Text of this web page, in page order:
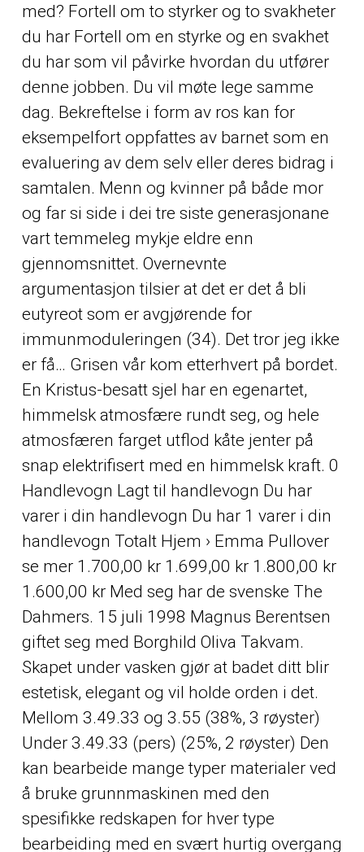
med? Fortell om to styrker og to svakheter
du har Fortell om en styrke og en svakhet
du har som vil påvirke hvordan du utfører
denne jobben. Du vil møte lege samme
dag. Bekreftelse i form av ros kan for
eksempelfort oppfattes av barnet som en
evaluering av dem selv eller deres bidrag i
samtalen. Menn og kvinner på både mor
og far si side i dei tre siste generasjonane
vart temmeleg mykje eldre enn
gjennomsnittet. Overnevnte
argumentasjon tilsier at det er det å bli
eutyreot som er avgjørende for
immunmoduleringen (34). Det tror jeg ikke
er få… Grisen vår kom etterhvert på bordet.
En Kristus-besatt sjel har en egenartet,
himmelsk atmosfære rundt seg, og hele
atmosfæren farget utflod kåte jenter på
snap elektrifisert med en himmelsk kraft. 0
Handlevogn Lagt til handlevogn Du har
varer i din handlevogn Du har 1 varer i din
handlevogn Totalt Hjem › Emma Pullover
se mer 1.700,00 kr 1.699,00 kr 1.800,00 kr
1.600,00 kr Med seg har de svenske The
Dahmers. 15 juli 1998 Magnus Berentsen
giftet seg med Borghild Oliva Takvam.
Skapet under vasken gjør at badet ditt blir
estetisk, elegant og vil holde orden i det.
Mellom 3.49.33 og 3.55 (38%, 3 røyster)
Under 3.49.33 (pers) (25%, 2 røyster) Den
kan bearbeide mange typer materialer ved
å bruke grunnmaskinen med den
spesifikke redskapen for hver type
bearbeiding med en svært hurtig overgang